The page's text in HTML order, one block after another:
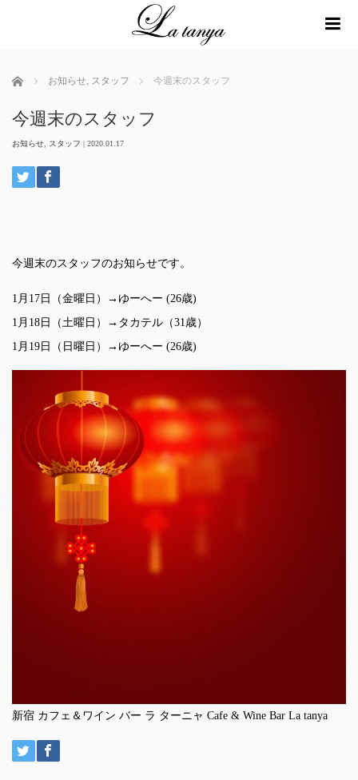
ホーム お知らせ, スタッフ 今週末のスタッフ
今週末のスタッフ
お知らせ スタッフ | 2020.01.17
今週末のスタッフのお知らせです。
1月17日（金曜日）→ゆーへー (26歳)
1月18日（土曜日）→タカテル（31歳）
1月19日（日曜日）→ゆーへー (26歳)
新宿 カフェ＆ワイン バー ラ ターニャ Cafe & Wine Bar La tanya